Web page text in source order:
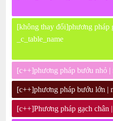
[không thay đổi]phương pháp
_c_table_name
[c++]phương pháp bướu nhỏ |
[c++]phương pháp bướu lớn |
[c++]Phương pháp gạch chân